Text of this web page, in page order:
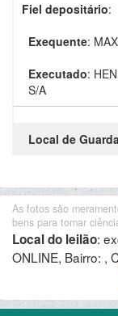
Fiel depositário:
Exequente:
Executado:
S/A
Local de
As fotos são
bens para tomar
Local do leilão:
ONLINE, Bairro: ,